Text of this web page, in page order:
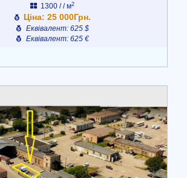
1300 / / м2
Ціна: 25 000Грн.
Еквівалент: 625 $
Еквівалент: 625 €